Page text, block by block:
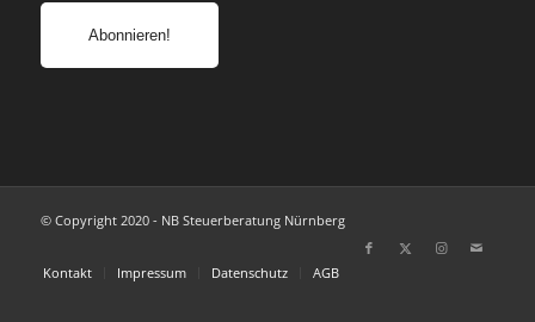
© Copyright 2020 - NB Steuerberatung Nürnberg
Kontakt Impressum Datenschutz AGB